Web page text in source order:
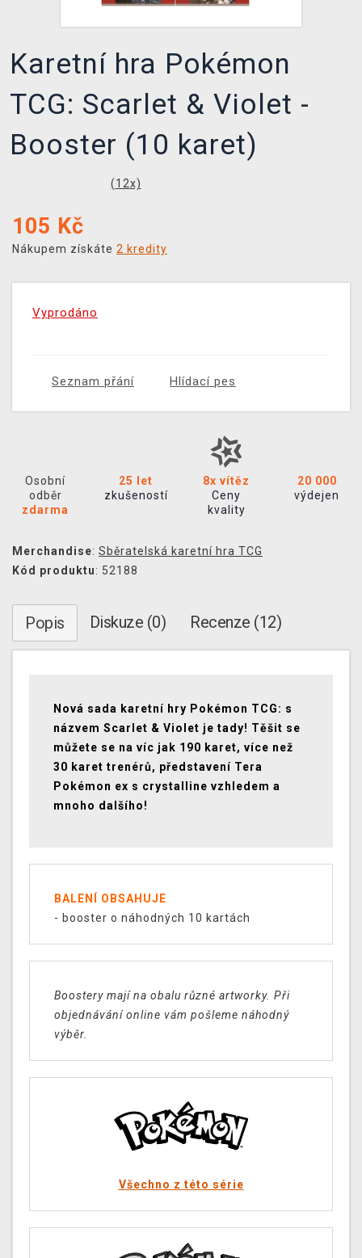
Karetní hra Pokémon
TCG: Scarlet & Violet -
Booster (10 karet)
(12x)
105 Kč
Nákupem získáte 2 kredity
Vyprodáno
Seznam přání Hlídací pes
Osobní
odběr
zdarma
25 let
zkušeností
8x vítěz
Ceny
kvality
20 000
výdejen
Merchandise: Sběratelská karetní hra TCG
Kód produktu: 52188
Popis Diskuze (0) Recenze (12)
Nová sada karetní hry Pokémon TCG: s
názvem Scarlet & Violet je tady! Těšit se
můžete se na víc jak 190 karet, více než
30 karet trenérů, představení Tera
Pokémon ex s crystalline vzhledem a
mnoho dalšího!
BALENÍ OBSAHUJE
- booster o náhodných 10 kartách
Boostery mají na obalu různé artworky. Při
objednávání online vám pošleme náhodný
výběr.
Všechno z této série